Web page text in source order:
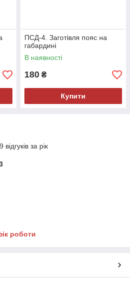
ПСД-4. Заготівля пояс на
габардині
В наявності
180 ₴
Купити
за рік
роботи